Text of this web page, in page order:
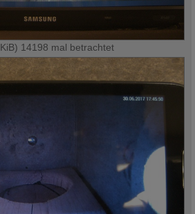
14198 mal betrachtet